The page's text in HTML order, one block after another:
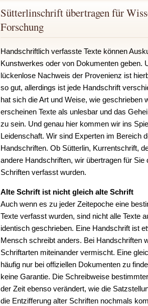
Sütterlinschrift übertragen für
Forschung
Handschriftlich verfasste Texte können
Kunstwerkes oder von Dokumenten geben.
lückenlose Nachweis der Provenienz ist
so gut, allerdings ist jede Handschrift
hat sich die Art und Weise, wie geschrieben
erscheinen Texte als unlesbar und das
zu sein. Und genau hier kommen wir ins
Leidenschaft. Wir sind Experten im Bereich
Handschriften. Ob Sütterlin, Kurrentschrift,
andere Handschriften, wir übertragen für Sie
Schriften verfasst wurden.
Alte Schrift ist nicht gleich alte Schrift
Auch wenn es zu jeder Zeitepoche eine
Texte verfasst wurden, sind nicht alle Texte
identisch geschrieben. Eine Handschrift ist
Mensch schreibt anders. Bei Handschriften
Schriftarten miteinander vermischt. Eine
häufig nur bei offiziellen Dokumenten zu
keine Garantie. Die Schreibweise
der Zeit ebenso verändert, wie die
die Entzifferung alter Schriften nochmals